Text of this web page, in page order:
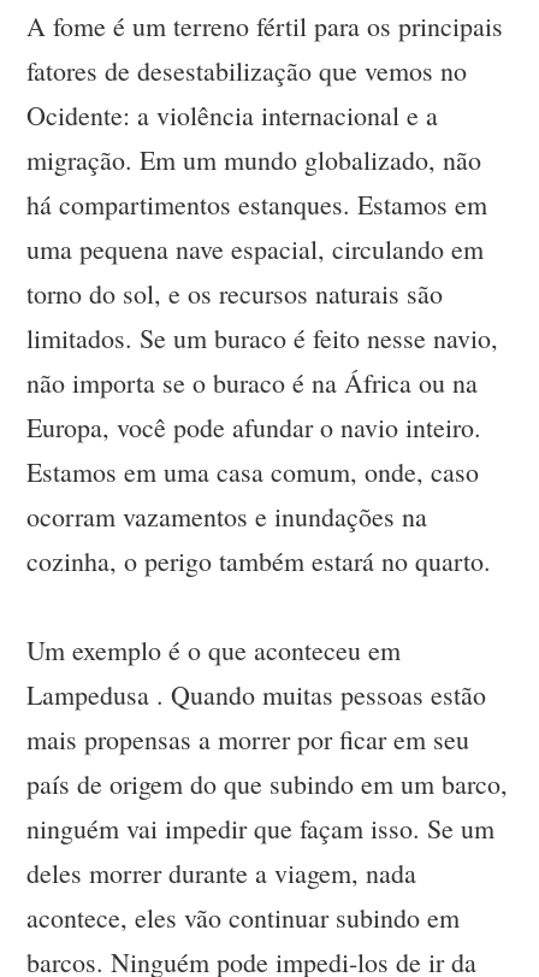
A fome é um terreno fértil para os principais
fatores de desestabilização que vemos no
Ocidente: a violência internacional e a
migração. Em um mundo globalizado, não
há compartimentos estanques. Estamos em
uma pequena nave espacial, circulando em
torno do sol, e os recursos naturais são
limitados. Se um buraco é feito nesse navio,
não importa se o buraco é na África ou na
Europa, você pode afundar o navio inteiro.
Estamos em uma casa comum, onde, caso
ocorram vazamentos e inundações na
cozinha, o perigo também estará no quarto.
Um exemplo é o que aconteceu em
Lampedusa . Quando muitas pessoas estão
mais propensas a morrer por ficar em seu
país de origem do que subindo em um barco,
ninguém vai impedir que façam isso. Se um
deles morrer durante a viagem, nada
acontece, eles vão continuar subindo em
barcos. Ninguém pode impedi-los de ir da